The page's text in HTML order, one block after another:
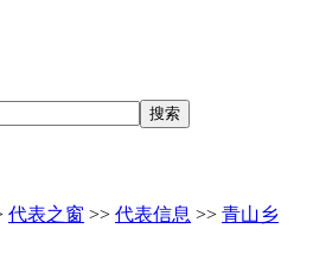
代表之窗 >> 代表信息 >> 青山乡